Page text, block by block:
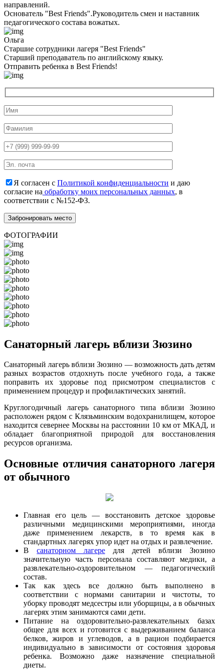
направлений.
Основатель "Best Friends".Руководитель смен и наставник
педагогического состава вожатых.
Ольга
Старшие сотрудники лагеря "Best Friends"
Cтарший преподаватель по английскому языку.
Отправить ребенка в Best Friends!
Я согласен с Политикой конфиденциальности и даю
согласие на обработку моих персональных данных, в
соответствии с №152-ФЗ.
ФОТОГРАФИИ
Санаторный лагерь вблизи Зюзино
Санаторный лагерь вблизи Зюзино — возможность дать детям
разных возрастов отдохнуть после учебного года, а также
поправить их здоровье под присмотром специалистов с
применением процедур и профилактических занятий.
Круглогодичный лагерь санаторного типа вблизи Зюзино
расположен рядом с Клязьминским водохранилищем, которое
находится севернее Москвы на расстоянии 10 км от МКАД, и
обладает благоприятной природой для восстановления
ресурсов организма.
Основные отличия санаторного лагеря
от обычного
Главная его цель — восстановить детское здоровье
различными медицинскими мероприятиями, иногда
даже применением лекарств, в то время как в
стандартных лагерях упор идет на отдых и развлечение.
В санаторном лагере для детей вблизи Зюзино
значительную часть персонала составляют медики, а
развлекательно-оздоровительном — педагогический
состав.
Так как здесь все должно быть выполнено в
соответствии с нормами санитарии и чистоты, то
уборку проводят медсестры или уборщицы, а в обычных
лагерях этим занимаются сами дети.
Питание на оздоровительно-развлекательных базах
общее для всех и готовится с выдерживанием баланса
белков, жиров и углеводов, а в рацион подбирается
индивидуально в зависимости от состояния здоровья
ребенка. Возможно даже назначение специальной
диеты.